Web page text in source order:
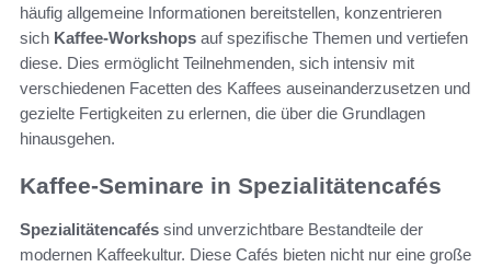
häufig allgemeine Informationen bereitstellen, konzentrieren
sich Kaffee-Workshops auf spezifische Themen und vertiefen
diese. Dies ermöglicht Teilnehmenden, sich intensiv mit
verschiedenen Facetten des Kaffees auseinanderzusetzen und
gezielte Fertigkeiten zu erlernen, die über die Grundlagen
hinausgehen.
Kaffee-Seminare in Spezialitätencafés
Spezialitätencafés sind unverzichtbare Bestandteile der
modernen Kaffeekultur. Diese Cafés bieten nicht nur eine große